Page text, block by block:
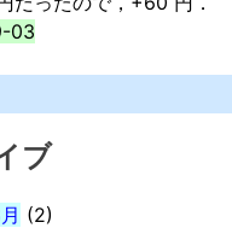
03
ブ
(2)